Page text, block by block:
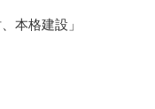
本格建設」